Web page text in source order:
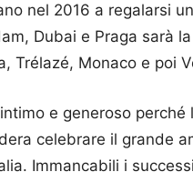
nel 2016 a regalarsi
Dubai e Praga sarà
Trélazé, Monaco e poi
e generoso perché
celebrare il grande
Immancabili i